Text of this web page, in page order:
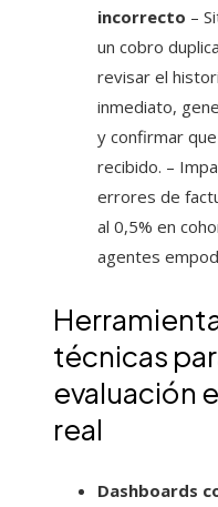
incorrecto –
un cobro
revisar el
inmediato,
y confirmar
recibido. –
errores de
al 0,5% en
agentes
técnicas
evaluación
real
Dashboards